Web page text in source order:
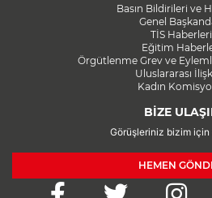
Basın Bildirileri ve
Genel
TİS Haberleri
Eğitim
Örgütlenme Grev ve
Uluslararası
Kadın
BİZE
Görüşleriniz bizim için
HEMEN